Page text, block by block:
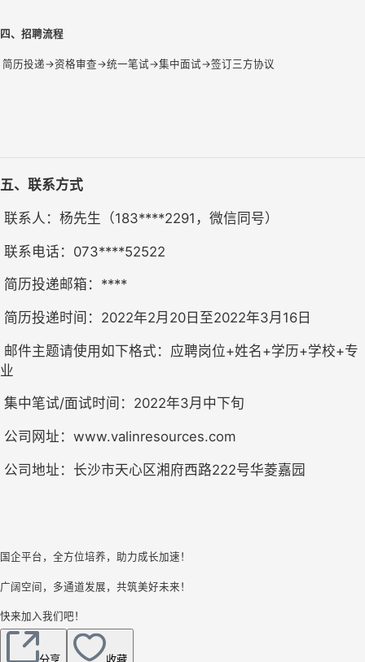
四、招聘流程
简历投递→资格审查→统一笔试→集中面试→签订三方协议
五、联系方式
联系人：杨先生（183****2291，微信同号）
联系电话：073****52522
简历投递邮箱：****
简历投递时间： 2022年2月20日至2022年3月16日
业
集中笔试/面试时间：2022年3月中下旬
公司网址：www.valinresources.com
公司地址：长沙市天心区湘府西路222号华菱嘉园
国企平台，全方位培养，助力成长加速！
广阔空间，多通道发展，共筑美好未来！
快来加入我们吧！
分享 收藏